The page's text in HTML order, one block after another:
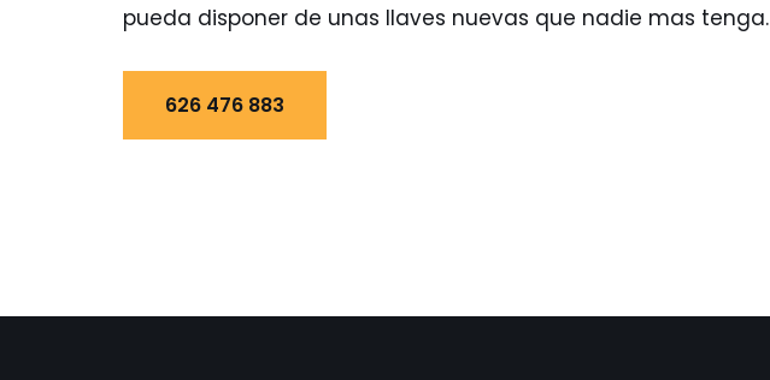
pueda disponer de unas llaves nuevas que nadie mas tenga.
626 476 883